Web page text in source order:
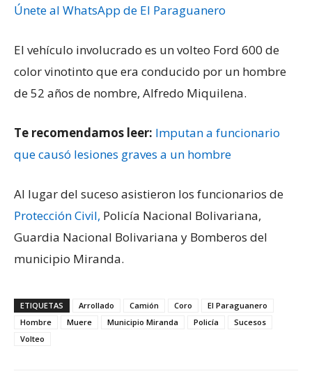
Únete al WhatsApp de El Paraguanero
El vehículo involucrado es un volteo Ford 600 de
color vinotinto que era conducido por un hombre
de 52 años de nombre, Alfredo Miquilena.
Te recomendamos leer: Imputan a funcionario
que causó lesiones graves a un hombre
Al lugar del suceso asistieron los funcionarios de
Protección Civil, Policía Nacional Bolivariana,
Guardia Nacional Bolivariana y Bomberos del
municipio Miranda.
ETIQUETAS Arrollado Camión Coro
El Paraguanero
Hombre
Muere Municipio Miranda Policía
Sucesos
Volteo